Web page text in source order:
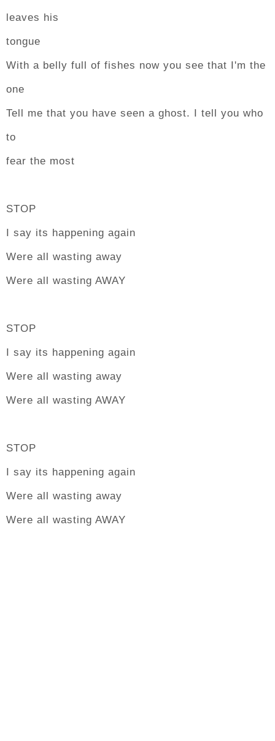
leaves his
tongue
With a belly full of fishes now you see that I'm the
one
Tell me that you have seen a ghost. I tell you who
to
fear the most
STOP
I say its happening again
Were all wasting away
Were all wasting AWAY
STOP
I say its happening again
Were all wasting away
Were all wasting AWAY
STOP
I say its happening again
Were all wasting away
Were all wasting AWAY